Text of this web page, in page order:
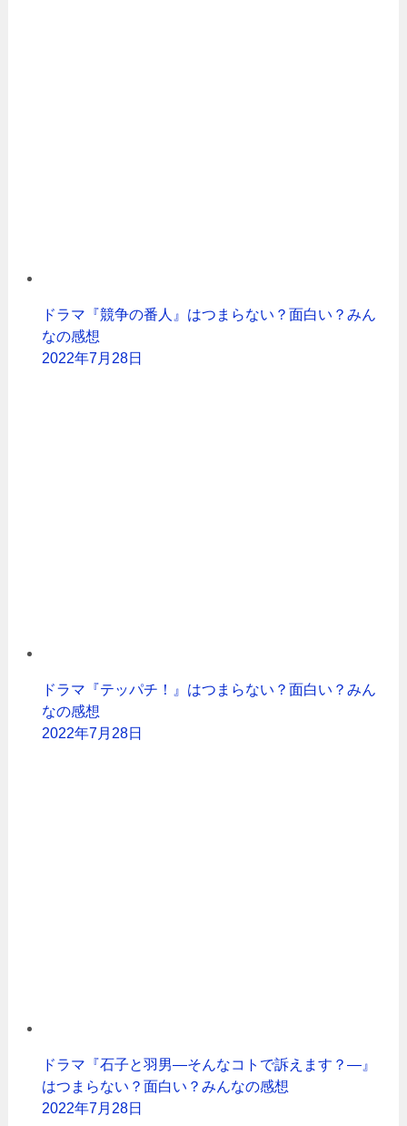
ドラマ『競争の番人』はつまらない？面白い？みん
なの感想
2022年7月28日
ドラマ『テッパチ！』はつまらない？面白い？みん
なの感想
2022年7月28日
ドラマ『石子と羽男―そんなコトで訴えます？―』
はつまらない？面白い？みんなの感想
2022年7月28日